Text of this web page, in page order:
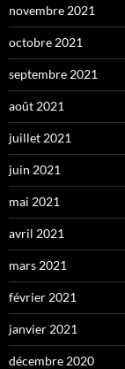
novembre 2021
octobre 2021
septembre 2021
août 2021
juillet 2021
juin 2021
mai 2021
avril 2021
mars 2021
février 2021
janvier 2021
décembre 2020